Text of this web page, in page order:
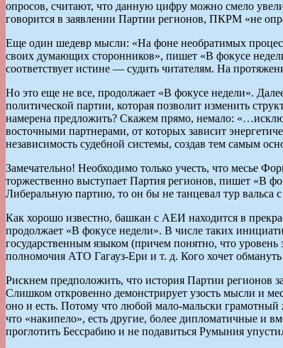
опросов, считают, что данную цифру можно смело
говорится в заявлении Партии регионов, ПКРМ «не
Еще один шедевр мысли: «На фоне необратимых
своих думающих сторонников», пишет «В фокусе
соответствует истине — судить читателям. На
Но это еще не все, продолжает «В фокусе недели».
политической партии, которая позволит изменить
намерена предложить? Скажем прямо, немало:
восточными партнерами, от которых зависит
независимость судебной системы, создав тем самым
Замечательно! Необходимо только учесть, что месье
торжественно выступает Партия регионов, пишет «В
Либеральную партию, то он бы не танцевал тур вальса
Как хорошо известно, башкан с АЕИ находится в
продолжает «В фокусе недели». В числе таких
государственным языком (причем понятно, что
полномочия АТО Гагауз-Ери и т. д. Кого хочет
Рискнем предположить, что история Партии регионов
Слишком откровенно демонстрирует узость мысли и
оно и есть. Потому что любой мало-мальски
что «накипело», есть другие, более дипломатичные и
проглотить Бессрабию и не подавиться Румыния